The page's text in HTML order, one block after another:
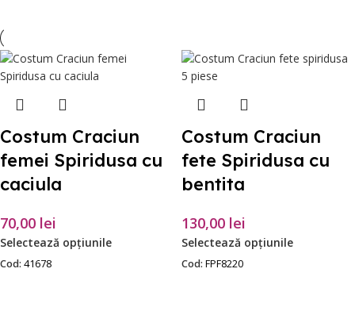
Costum Craciun
femei Spiridusa cu
caciula
70,00 lei
Selectează opțiunile
Cod: 41678
Costum Craciun
fete Spiridusa cu
bentita
130,00 lei
Selectează opțiunile
Cod: FPF8220